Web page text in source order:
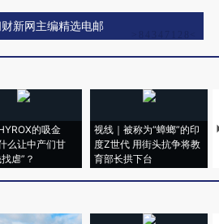
新网主编精选电邮
的吸金
么让中产们甘
虐”？
视线｜被称为“蟑螂”的印
度Z世代 用街头抗争将教
育部长拱下台